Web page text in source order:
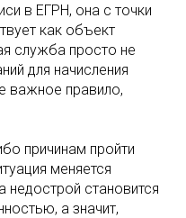
в ЕГРН, она с точки
как объект
служба просто не
для начисления
важное правило,
причинам пройти
меняется
недострой становится
а значит,